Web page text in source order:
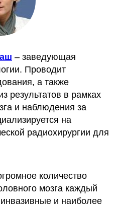
– заведующая
Проводит
а также
результатов в рамках
и наблюдения за
на
радиохирургии для
количество
мозга каждый
и наиболее